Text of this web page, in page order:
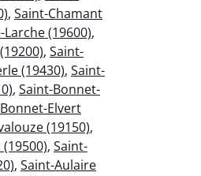
, Saint-Chamant
(19600),
, Saint-
(19430), Saint-
, Saint-Bonnet-
Elvert
(19150),
, Saint-
, Saint-Aulaire